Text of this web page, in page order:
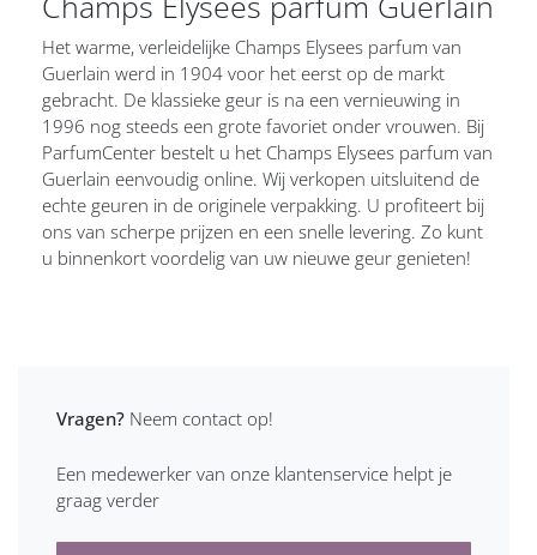
Het warme, verleidelijke Champs Elysees parfum van
Guerlain werd in 1904 voor het eerst op de markt
gebracht. De klassieke geur is na een vernieuwing in
1996 nog steeds een grote favoriet onder vrouwen. Bij
ParfumCenter bestelt u het Champs Elysees parfum van
Guerlain eenvoudig online. Wij verkopen uitsluitend de
echte geuren in de originele verpakking. U profiteert bij
ons van scherpe prijzen en een snelle levering. Zo kunt
u binnenkort voordelig van uw nieuwe geur genieten!
Vragen? Neem contact op!
Een medewerker van onze klantenservice helpt je
graag verder